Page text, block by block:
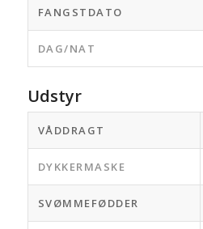
FANGSTDATO
DAG/NAT
Udstyr
VÅDDRAGT
DYKKERMASKE
SVØMMEFØDDER